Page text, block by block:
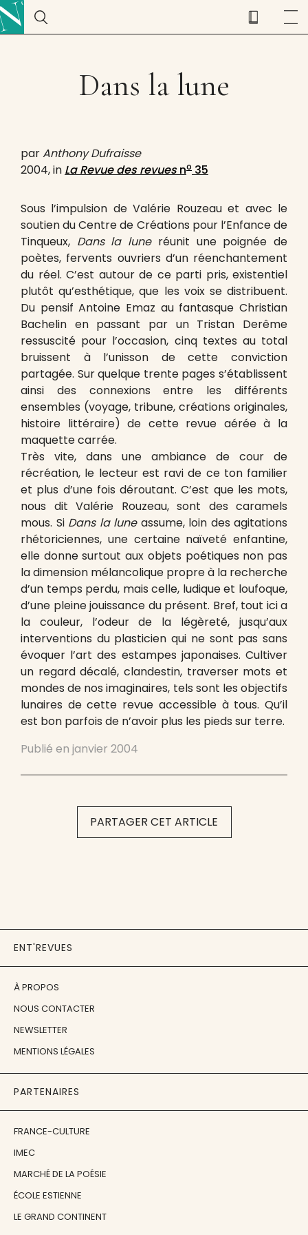
Dans la lune
parAnthony Dufraisse
2004, in La Revue des revuesno 35
Sous l’impulsion de Valérie Rouzeau et avec le
soutien du Centre de Créations pour l’Enfance de
Tinqueux, Dans la luneréunit une poignée de
poètes, fervents ouvriers d’un réenchantement
du réel. C’est autour de ce parti pris, existentiel
plutôt qu’esthétique, que les voix se distribuent.
Du pensif Antoine Emaz au fantasque Christian
Bachelin en passant par un Tristan Derême
ressuscité pour l’occasion, cinq textes au total
bruissent à l’unisson de cette conviction
partagée. Sur quelque trente pages s’établissent
ainsi des connexions entre les différents
ensembles (voyage, tribune, créations originales,
histoire littéraire) de cette revue aérée à la
maquette carrée.
Très vite, dans une ambiance de cour de
récréation, le lecteur est ravi de ce ton familier
et plus d’une fois déroutant. C’est que les mots,
nous dit Valérie Rouzeau, sont des caramels
mous. Si Dans la luneassume, loin des agitations
rhétoriciennes, une certaine naïveté enfantine,
elle donne surtout aux objets poétiques non pas
la dimension mélancolique propre à la recherche
d’un temps perdu, mais celle, ludique et loufoque,
d’une pleine jouissance du présent. Bref, tout ici a
la couleur, l’odeur de la légèreté, jusqu’aux
interventions du plasticien qui ne sont pas sans
évoquer l’art des estampes japonaises. Cultiver
un regard décalé, clandestin, traverser mots et
mondes de nos imaginaires, tels sont les objectifs
lunaires de cette revue accessible à tous. Qu’il
est bon parfois de n’avoir plus les pieds sur terre.
Publié en janvier 2004
PARTAGER CET ARTICLE
ENT'REVUES
À PROPOS
NOUS CONTACTER
NEWSLETTER
MENTIONS LÉGALES
PARTENAIRES
FRANCE-CULTURE
IMEC
MARCHÉ DE LA POÉSIE
ÉCOLE ESTIENNE
LE GRAND CONTINENT